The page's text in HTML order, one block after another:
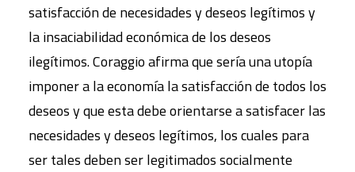
satisfacción de necesidades y deseos legítimos y
la insaciabilidad económica de los deseos
ilegítimos. Coraggio afirma que sería una utopía
imponer a la economía la satisfacción de todos los
deseos y que esta debe orientarse a satisfacer las
necesidades y deseos legítimos, los cuales para
ser tales deben ser legitimados socialmente